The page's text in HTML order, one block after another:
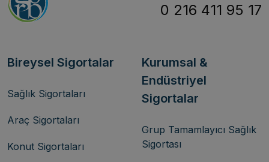
0 216 411 95 17
Bireysel Sigortalar
Sağlık Sigortaları
Araç Sigortaları
Konut Sigortaları
Kurumsal &
Endüstriyel
Sigortalar
Grup Tamamlayıcı Sağlık
Sigortası